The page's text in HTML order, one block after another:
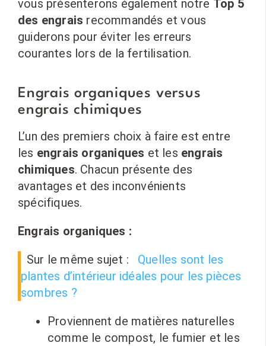
vous présenterons également notre Top 5
des engrais recommandés et vous
guiderons pour éviter les erreurs
courantes lors de la fertilisation.
Engrais organiques versus
engrais chimiques
L’un des premiers choix à faire est entre
les engrais organiques et les engrais
chimiques. Chacun présente des
avantages et des inconvénients
spécifiques.
Engrais organiques :
Sur le même sujet :
Quelles sont les
plantes d’intérieur idéales pour les pièces
sombres ?
Proviennent de matières naturelles
comme le compost, le fumier et les